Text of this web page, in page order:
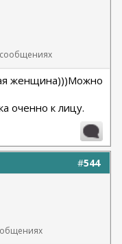
сообщениях
женщина)))Можно
оченно к лицу.
#544